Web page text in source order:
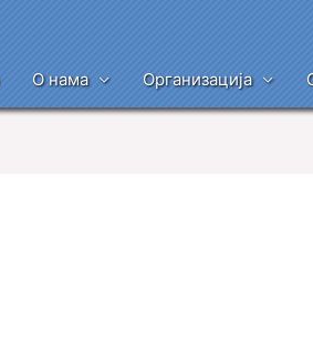
О нама Организација